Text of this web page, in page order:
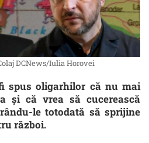
DCNews/Iulia Horovei
spus oligarhilor că nu mai
și că vrea să cucerească
le totodată să sprijine
război.